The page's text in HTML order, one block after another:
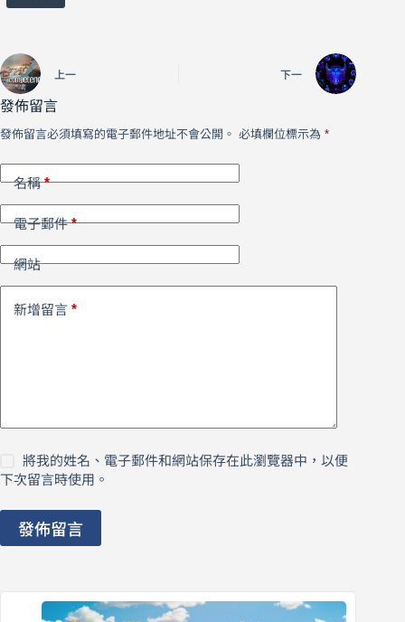
上一 下一
發佈留言
發佈留言必須填寫的電子郵件地址不會公開。 必填欄位標示為 *
名稱*
電子郵件*
網站
新增留言 *
將我的姓名、電子郵件和網站保存在此瀏覽器中，以便
下次留言時使用。
發佈留言